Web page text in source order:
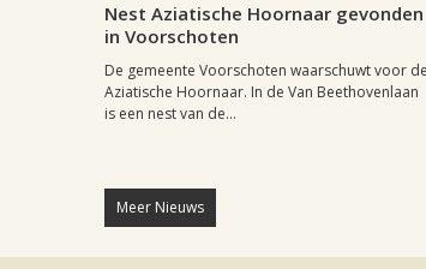
Nest Aziatische Hoornaar gevonden
in Voorschoten
De gemeente Voorschoten waarschuwt voor de
Aziatische Hoornaar. In de Van Beethovenlaan
is een nest van de...
Meer Nieuws